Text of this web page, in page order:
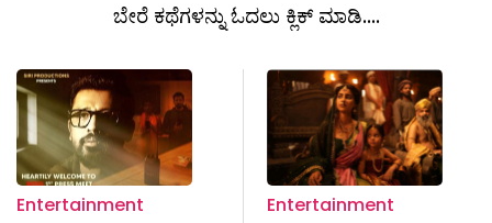
ಬೇರೆ ಕಥೆಗಳನ್ನು ಓದಲು ಕ್ಲಿಕ್ ಮಾಡಿ....
Entertainment
Entertainment